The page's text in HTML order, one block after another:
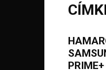
PRIME+